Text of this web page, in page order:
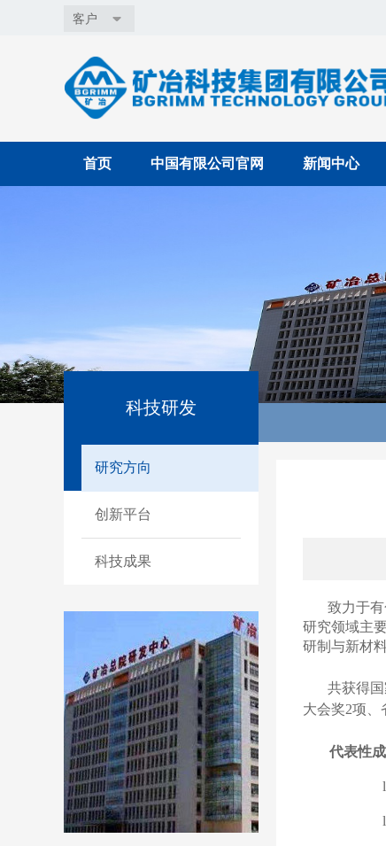
客户
首页 中国有限公司官网 新闻中心
科技研发
研究方向
创新平台
科技成果
致力于
研究领域主
研制与新材
共获得
大会奖2项、
代表性
l
l